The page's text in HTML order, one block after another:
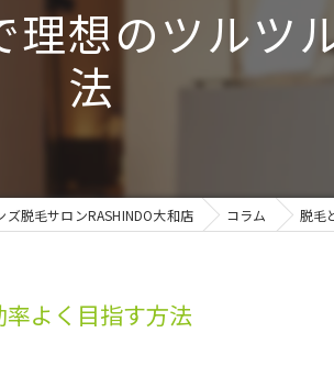
ンズ脱毛｜ベネフィットステーション対応
想のツルツ
法
脱毛サロンRASHINDO大和店 コラム 脱毛
よく目指す方法